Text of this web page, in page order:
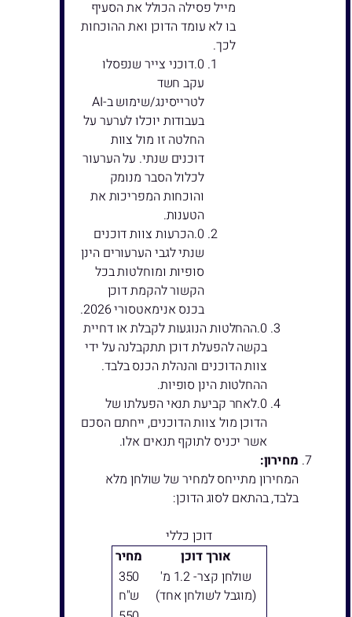
מייל פסילה הכולל את הסעיף
בו לא עומד הדוכן ואת ההוכחות
לכך.
דוכני צייר שנפסלו
עקב חשד
לטרייסינג/שימוש ב-AI
בעבודות יוכלו לערער על
החלטה זו מול צוות
דוכנים שנתי. על הערעור
לכלול הסבר מנומק
והוכחות המפריכות את
הטענות.
הכרעות צוות דוכנים
שנתי לגבי הערעורים הינן
סופיות ומוחלטות בכל
הקשור להקמת דוכן
בכנס אנימאטסורי 2026.
ההחלטות הנוגעות לקבלת או דחיית
בקשה להפעלת דוכן תתקבלנה על ידי
צוות הדוכנים והנהלת הכנס בלבד.
ההחלטות הינן סופיות.
לאחר קביעת תנאי הפעלתו של
הדוכן מול צוות הדוכנים, ייחתם הסכם
אשר יכניס לתוקף תנאים אלו.
מחירון:
המחירון מתייחס למחיר של שולחן מלא
בלבד, בהתאם לסוג הדוכן:
דוכן כללי
אורך דוכן
מחיר
שולחן קצר- 1.2 מ'
(מוגבל לשולחן אחד)
350
ש"ח